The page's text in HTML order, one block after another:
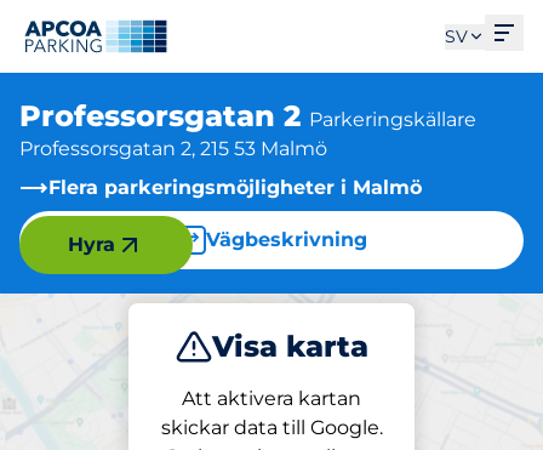
SV
Professorsgatan 2 Parkeringskällare
Professorsgatan 2, 215 53 Malmö
Flera parkeringsmöjligheter i Malmö
Vägbeskrivning
Visa karta
Att aktivera kartan
skickar data till Google.
Hyra
Parkera